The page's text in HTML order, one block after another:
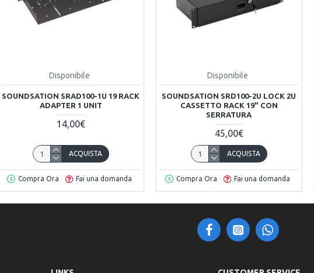
Disponibile
SOUNDSATION SRAD100-1U 19 RACK
ADAPTER 1 UNIT
14,00€
ACQUISTA
Compra Ora Fai una domanda
Disponibile
SOUNDSATION SRD100-2U LOCK 2U
CASSETTO RACK 19" CON
SERRATURA
45,00€
ACQUISTA
Compra Ora Fai una domanda